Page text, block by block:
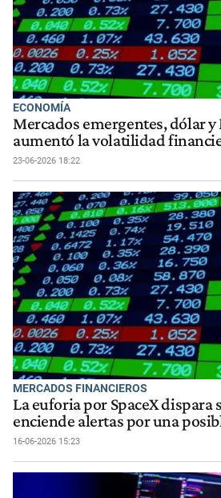
ECONOMÍA
Mercados emergentes, dólar y
aumentó la volatilidad
23-06-2026 18:22
MERCADOS FINANCIEROS
La euforia por SpaceX dispara
enciende alertas por una
16-06-2026 15:23